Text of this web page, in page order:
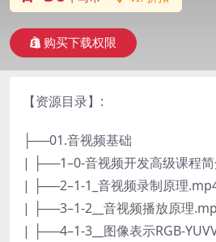
购买下载权限
【资源目录】:
├──01.音视频基础
| ├──1–0-音视频开发高级课程
| ├──2–1-1_音视频录制原理
| ├──3–1-2__音视频播放原理
| ├──4–1-3__图像表示RGB-